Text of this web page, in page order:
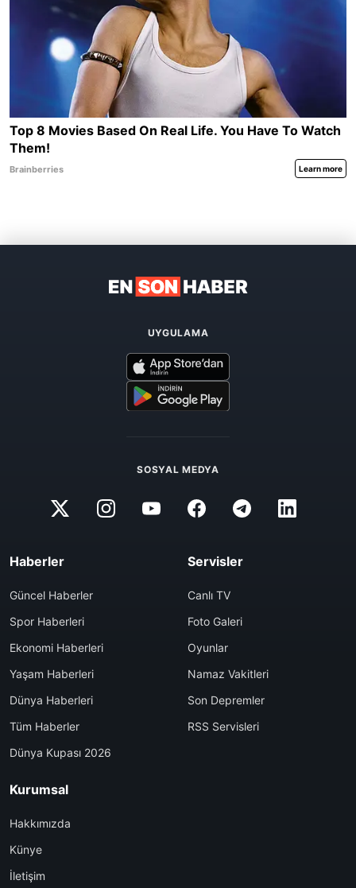
UYGULAMA
SOSYAL MEDYA
Haberler
Güncel Haberler
Spor Haberleri
Ekonomi Haberleri
Yaşam Haberleri
Dünya Haberleri
Tüm Haberler
Dünya Kupası 2026
Servisler
Canlı TV
Foto Galeri
Oyunlar
Namaz Vakitleri
Son Depremler
RSS Servisleri
Kurumsal
Hakkımızda
Künye
İletişim